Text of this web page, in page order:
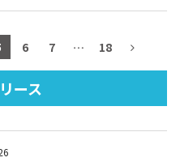
テキーラとは
テキーラマーケット
テキーラマップ
6 7 … 18
ース